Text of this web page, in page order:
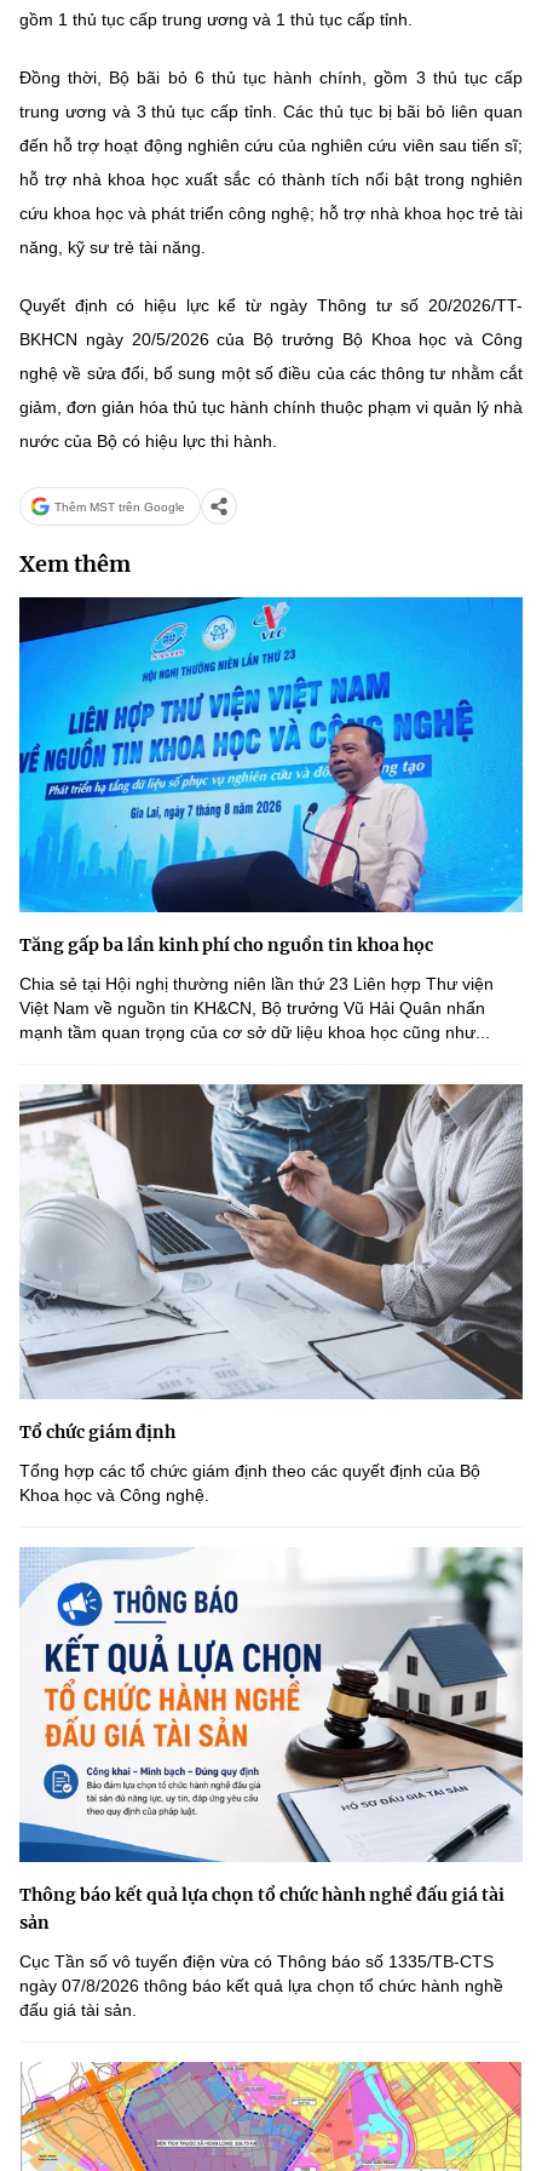
Chọn ngôn ngữ
BỘ KHOA HỌC VÀ CÔNG NGHỆ
MINISTRY OF SCIENCE AND TECHNOLOGY
Điều khoản sử dụng Theo dõi MST:
Giám đốc Trung tâm Truyền thông Khoa học và Công nghệ.
Liên hệ
Địa chỉ: Ban Biên tập Cổng TTĐT - 18 Nguyễn Du, TP. Hà Nội
Email:stc@mst.gov.vn
©2026 Bản quyền thuộc Bộ Khoa Học và Công Nghệ
website này)
gồm 1 thủ tục cấp trung ương và 1 thủ tục cấp tỉnh.
Đồng thời, Bộ bãi bỏ 6 thủ tục hành chính, gồm 3 thủ tục cấp
trung ương và 3 thủ tục cấp tỉnh. Các thủ tục bị bãi bỏ liên quan
đến hỗ trợ hoạt động nghiên cứu của nghiên cứu viên sau tiến sĩ;
hỗ trợ nhà khoa học xuất sắc có thành tích nổi bật trong nghiên
cứu khoa học và phát triển công nghệ; hỗ trợ nhà khoa học trẻ tài
năng, kỹ sư trẻ tài năng.
Quyết định có hiệu lực kể từ ngày Thông tư số 20/2026/TT-
BKHCN ngày 20/5/2026 của Bộ trưởng Bộ Khoa học và Công
nghệ về sửa đổi, bổ sung một số điều của các thông tư nhằm cắt
giảm, đơn giản hóa thủ tục hành chính thuộc phạm vi quản lý nhà
nước của Bộ có hiệu lực thi hành.
Thêm MST trên Google
Xem thêm
Tăng gấp ba lần kinh phí cho nguồn tin khoa học
Chia sẻ tại Hội nghị thường niên lần thứ 23 Liên hợp Thư viện
Việt Nam về nguồn tin KH&CN, Bộ trưởng Vũ Hải Quân nhấn
mạnh tầm quan trọng của cơ sở dữ liệu khoa học cũng như...
Tổ chức giám định
Tổng hợp các tổ chức giám định theo các quyết định của Bộ
Khoa học và Công nghệ.
Thông báo kết quả lựa chọn tổ chức hành nghề đấu giá tài
sản
Cục Tần số vô tuyến điện vừa có Thông báo số 1335/TB-CTS
ngày 07/8/2026 thông báo kết quả lựa chọn tổ chức hành nghề
đấu giá tài sản.